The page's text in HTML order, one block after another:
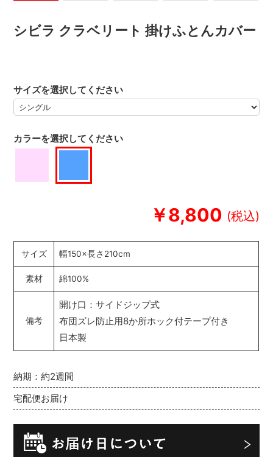
シビラ クラベリート 掛けふとんカバー
￥8,800
納期：約2週間
宅配便お届け
カラーを選択してください
サイズを選択してください
サイズ 幅150×長さ210cm
素材 綿100%
備考
開け口：サイドジップ式
布団ズレ防止用8か所ホック付テープ付き
日本製